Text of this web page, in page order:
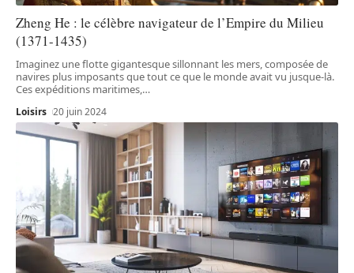
Zheng He : le célèbre navigateur de l’Empire du Milieu
(1371-1435)
Imaginez une flotte gigantesque sillonnant les mers, composée de
navires plus imposants que tout ce que le monde avait vu jusque-là.
Ces expéditions maritimes,…
Loisirs 20 juin 2024